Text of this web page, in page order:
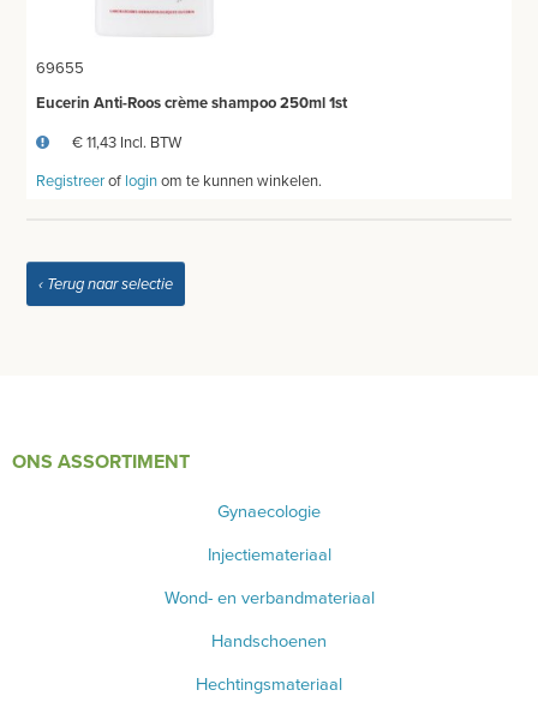
69655
Eucerin Anti-Roos crème shampoo 250ml 1st
€ 11,43 Incl. BTW
Registreerof loginom te kunnen winkelen.
‹ Terug naar selectie
ONS ASSORTIMENT
Gynaecologie
Injectiemateriaal
Wond- en verbandmateriaal
Handschoenen
Hechtingsmateriaal